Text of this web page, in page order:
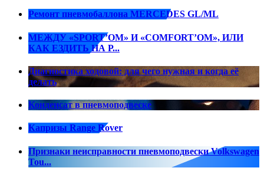
Ремонт пневмобаллона MERCEDES GL/ML
МЕЖДУ «SPORT’ОМ» И «COMFORT’ОМ», ИЛИ
КАК ЕЗДИТЬ НА Р...
Диагностика ходовой: для чего нужная и когда её
делать
Конденсат в пневмоподвеске
Капризы Range Rover
Признаки неисправности пневмоподвески Volkswagen
Tou...